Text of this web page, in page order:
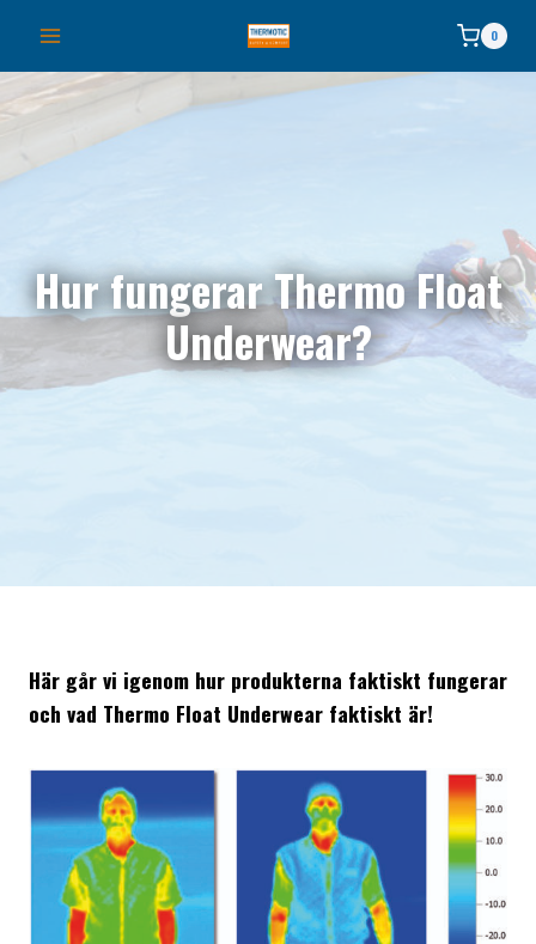
content
0
Hur fungerar Thermo Float
Underwear?
Här går vi igenom hur produkterna faktiskt fungerar
och vad Thermo Float Underwear faktiskt är!